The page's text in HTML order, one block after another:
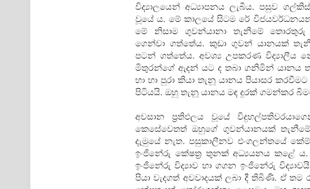
Dannawada Mawa Song Lyrics - දන්නවාද මාව ගීතයේ පද පෙළ
විද්‍යාලයෙන් අධ්‍යාපනය ලැබීය. පසුව
වූයේ ය. මේ කාලයේ සිටම රේ
මේ නිසාම ගුවන්යානා තැනීමේ
ගෙන්වා ගත්තේය. කුඩා ගුවන් යානයක්
පටන් ගත්තේය. අවශ්‍ය උපකරණ විද්‍යාලීය
මිතුරන්ගේ ඇදන් යට ද තබා ගනිමින් යානය
හා හා පුරා කියා තැනූ යානය පියාසර
පිටියයි. ඔහු තැනූ යානය මඳ දුරක් ගමන්කර
අවසාන ප්‍රතිඵලය වූයේ
කෙසේවෙතත් ඔහුගේ ගුවන්යානයක්
දැමුයේ නැත. පසුකාලීනව එංගලන්තයේ
ඉංජිනේරු කේෂත්‍ර තුනක් අධ්‍යයනය කළේ ය.
ඉංජිනේරු විද්‍යාව හා ගගන ඉංජිනේරු
පියා වැදගත් අවවාදයක් ලබා දී තිබිණි. ඒ